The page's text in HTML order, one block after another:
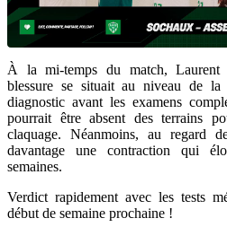
À la mi-temps du match, Laurent
blessure se situait au niveau de
diagnostic avant les examens
pourrait être absent des terrains
claquage. Néanmoins, au regard
davantage une contraction qui
semaines.
Verdict rapidement avec les tests
début de semaine prochaine !